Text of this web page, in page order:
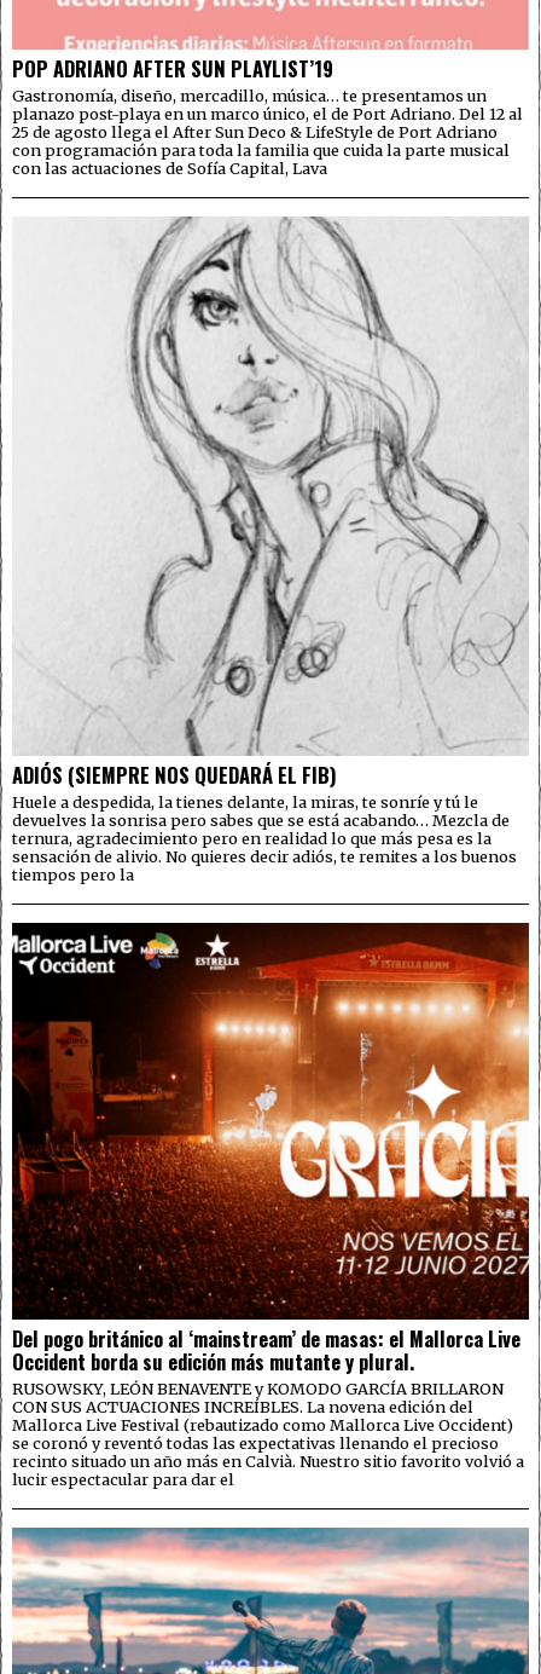
POP ADRIANO AFTER SUN PLAYLIST’19
Gastronomía, diseño, mercadillo, música… te presentamos un
planazo post-playa en un marco único, el de Port Adriano. Del 12 al
25 de agosto llega el After Sun Deco & LifeStyle de Port Adriano
con programación para toda la familia que cuida la parte musical
con las actuaciones de Sofía Capital, Lava
ADIÓS (SIEMPRE NOS QUEDARÁ EL FIB)
Huele a despedida, la tienes delante, la miras, te sonríe y tú le
devuelves la sonrisa pero sabes que se está acabando… Mezcla de
ternura, agradecimiento pero en realidad lo que más pesa es la
sensación de alivio. No quieres decir adiós, te remites a los buenos
tiempos pero la
Del pogo británico al ‘mainstream’ de masas: el Mallorca Live
Occident borda su edición más mutante y plural.
RUSOWSKY, LEÓN BENAVENTE y KOMODO GARCÍA BRILLARON
CON SUS ACTUACIONES INCREÍBLES. La novena edición del
Mallorca Live Festival (rebautizado como Mallorca Live Occident)
se coronó y reventó todas las expectativas llenando el precioso
recinto situado un año más en Calvià. Nuestro sitio favorito volvió a
lucir espectacular para dar el